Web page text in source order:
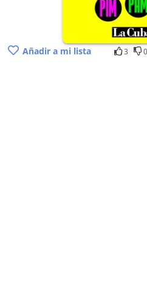
Añadir a mi lista 3 0